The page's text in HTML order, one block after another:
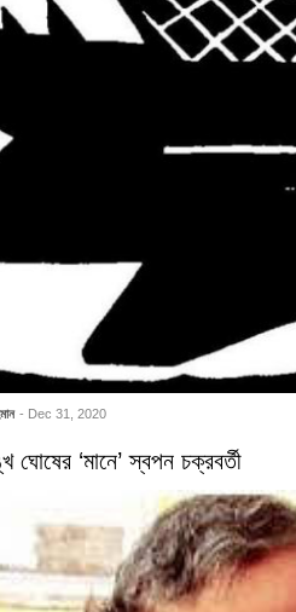
- Dec 31, 2020
ঘোষের ‘মানে’ স্বপন চক্রবর্তী